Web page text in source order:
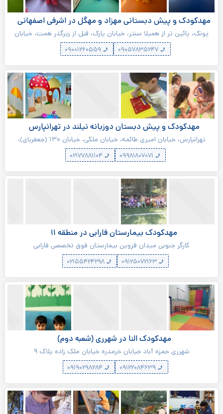
مهدکودک و پیش دبستانی مهزاد و مهگل در اشرفی اصفهانی
پونک، پائین تر از همیلا سنتر، خیابان پارک، قبل از زیرگذر همت، خیابان
گلبرگ، بوستان دوم غربی
مهدکودک و پیش دبستان دوزبانه نیلند در تهرانپارس
تهرانپارس، خیابان امیری طائمه، خیابان ملکی، خیابان ۱۳۰ (جعفربای)،
بین کوچه‌های ۱۰۹ و ۱۱۱، پلاک ۱۰۰
مهدکودک بیمارستان فارابی در منطقه ۱۱
کارگر جنوبی میدان قزوین بیمارستان فوق تخصصی فارابی
۰۹۱۲۵۰۷۲۱۶۳ ۰۲۱۵۵۴۲۴۲۹۸
مهدکودک النا در شهرری (شعبه دوم)
شهرری حمزه آباد خیابان خرمدره خیابان ملک زاده پلاک ۹